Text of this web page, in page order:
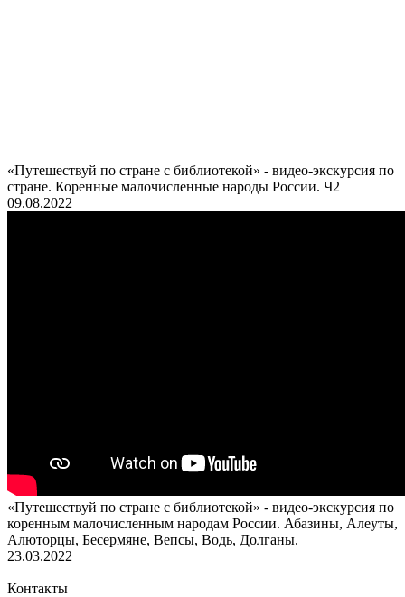
«Путешествуй по стране с библиотекой» - видео-экскурсия по
стране. Коренные малочисленные народы России. Ч2
09.08.2022
«Путешествуй по стране с библиотекой» - видео-экскурсия по
коренным малочисленным народам России. Абазины, Алеуты,
Алюторцы, Бесермяне, Вепсы, Водь, Долганы.
23.03.2022
Контакты